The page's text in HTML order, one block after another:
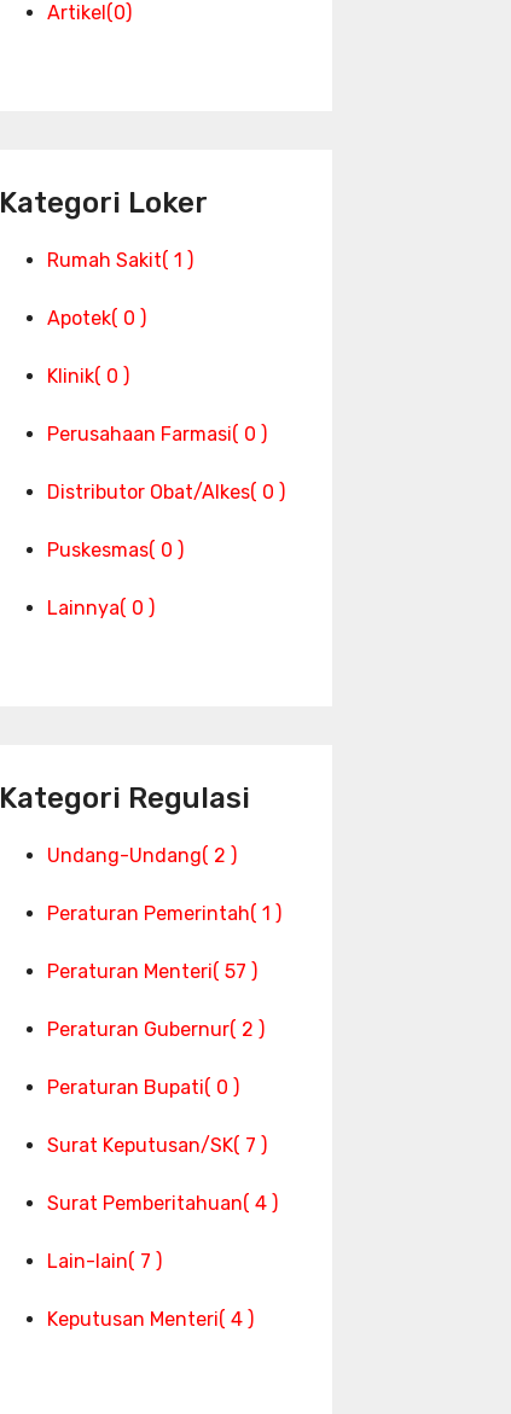
Artikel(0)
Kategori Loker
Rumah Sakit( 1 )
Apotek( 0 )
Klinik( 0 )
Perusahaan Farmasi( 0 )
Distributor Obat/Alkes( 0 )
Puskesmas( 0 )
Lainnya( 0 )
Kategori Regulasi
Undang-Undang( 2 )
Peraturan Pemerintah( 1 )
Peraturan Menteri( 57 )
Peraturan Gubernur( 2 )
Peraturan Bupati( 0 )
Surat Keputusan/SK( 7 )
Surat Pemberitahuan( 4 )
Lain-lain( 7 )
Keputusan Menteri( 4 )